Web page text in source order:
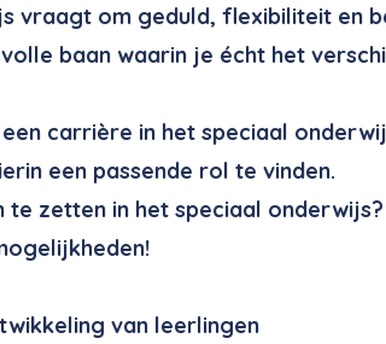
vraagt om geduld, flexibiliteit en
baan waarin je écht het
carrière in het speciaal
een passende rol te vinden.
zetten in het speciaal
van leerlingen